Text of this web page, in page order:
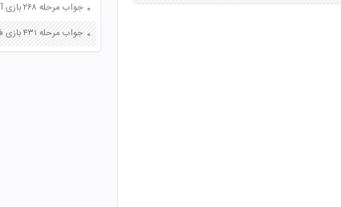
جواب مرحله ۴۳۱ بازی فندق 431 چهارصد و سی و یک پاسخ